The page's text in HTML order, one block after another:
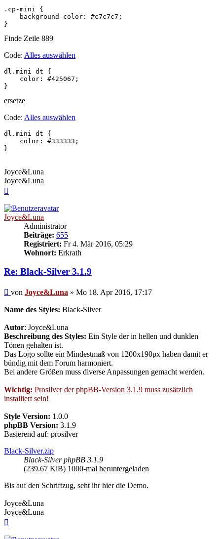
.cp-mini {
    background-color: #c7c7c7;
}
Finde Zeile 889
Code: Alles auswählen
dl.mini dt {
    color: #425067;
}
ersetze
Code: Alles auswählen
dl.mini dt {
    color: #333333;
}
Joyce&Luna
Joyce&Luna
Joyce&Luna
Administrator
Beiträge: 655
Registriert: Fr 4. Mär 2016, 05:29
Wohnort: Erkrath
Re: Black-Silver 3.1.9
Beitrag
von Joyce&Luna » Mo 18. Apr 2016, 17:17
Name des Styles: Black-Silver
Autor: Joyce&Luna
Beschreibung des Styles: Ein Style der in hellen und dunklen
Tönen gehalten ist.
Das Logo sollte ein Mindestmaß von 1200x190px haben damit er
bündig mit dem Forum harmoniert.
Bei andere Größen muss diverse Anpassungen gemacht werden.
Wichtig: Prosilver der phpBB-Version 3.1.9 muss zusätzlich
installiert sein!
Style Version: 1.0.0
phpBB Version: 3.1.9
Basierend auf: prosilver
Black-Silver.zip
Black-Silver phpBB 3.1.9
(239.67 KiB) 1000-mal heruntergeladen
Bis auf den Schriftzug, seht ihr hier die Demo.
Joyce&Luna
Joyce&Luna